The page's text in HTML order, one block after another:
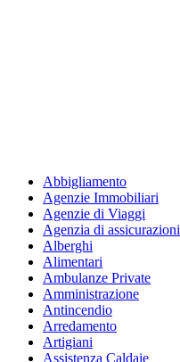
Abbigliamento
Agenzie Immobiliari
Agenzie di Viaggi
Agenzia di assicurazioni
Alberghi
Alimentari
Ambulanze Private
Amministrazione
Antincendio
Arredamento
Artigiani
Assistenza Caldaie